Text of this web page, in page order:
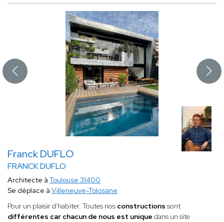
Franck DUFLO
FRANCK DUFLO
Architecte à Toulouse 31400
Se déplace à Villeneuve-Tolosane
Pour un plaisir d'habiter. Toutes nos constructions sont
différentes car chacun de nous est unique dans un site